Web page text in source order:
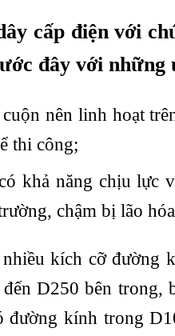
cấp điện với
đây với
nên linh hoạt
thi công;
khả năng chịu lực
chậm bị lão
kích cỡ đường
D250 bên trong,
kính trong